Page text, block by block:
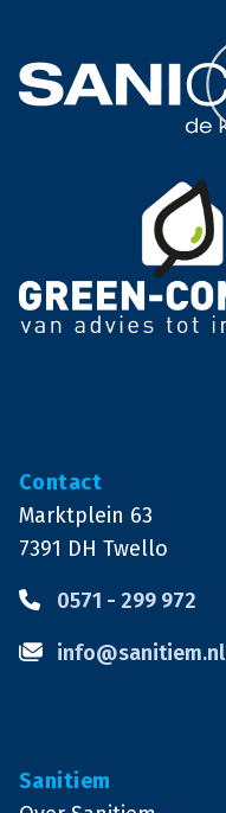
Contact
Marktplein 63
7391 DH Twello
0571 - 299 972
info@sanitiem.nl
Sanitiem